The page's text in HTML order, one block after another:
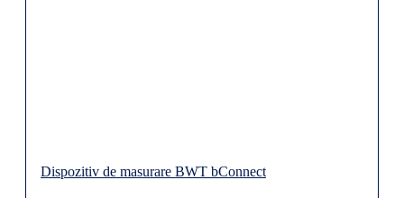
Dispozitiv de masurare BWT bConnect